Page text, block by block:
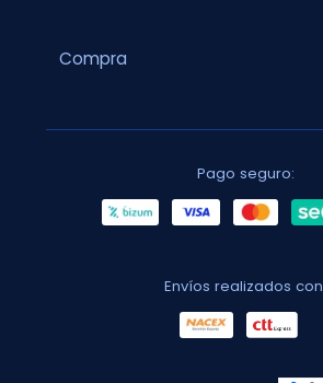
Compra
Pago seguro:
Envíos realizados